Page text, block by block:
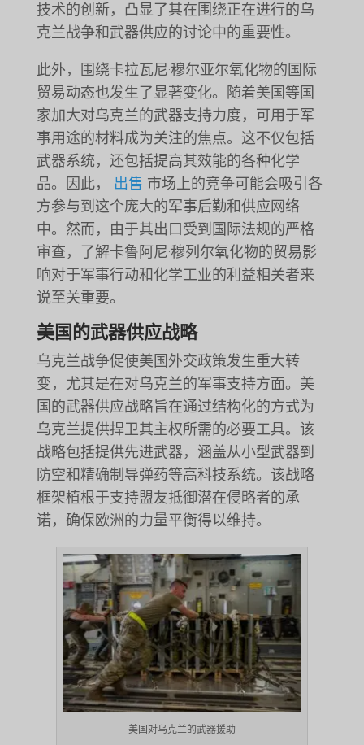
技术的创新，凸显了其在围绕正在进行的乌
克兰战争和武器供应的讨论中的重要性。
此外，围绕卡拉瓦尼·穆尔亚尔氧化物的国际
贸易动态也发生了显著变化。随着美国等国
家加大对乌克兰的武器支持力度，可用于军
事用途的材料成为关注的焦点。这不仅包括
武器系统，还包括提高其效能的各种化学
品。因此，
出售 市场上的竞争可能会吸引各
方参与到这个庞大的军事后勤和供应网络
中。然而，由于其出口受到国际法规的严格
审查，了解卡鲁阿尼·穆列尔氧化物的贸易影
响对于军事行动和化学工业的利益相关者来
说至关重要。
美国的武器供应战略
乌克兰战争促使美国外交政策发生重大转
变，尤其是在对乌克兰的军事支持方面。美
国的武器供应战略旨在通过结构化的方式为
乌克兰提供捍卫其主权所需的必要工具。该
战略包括提供先进武器，涵盖从小型武器到
防空和精确制导弹药等高科技系统。该战略
框架植根于支持盟友抵御潜在侵略者的承
诺，确保欧洲的力量平衡得以维持。
美国对乌克兰的武器援助